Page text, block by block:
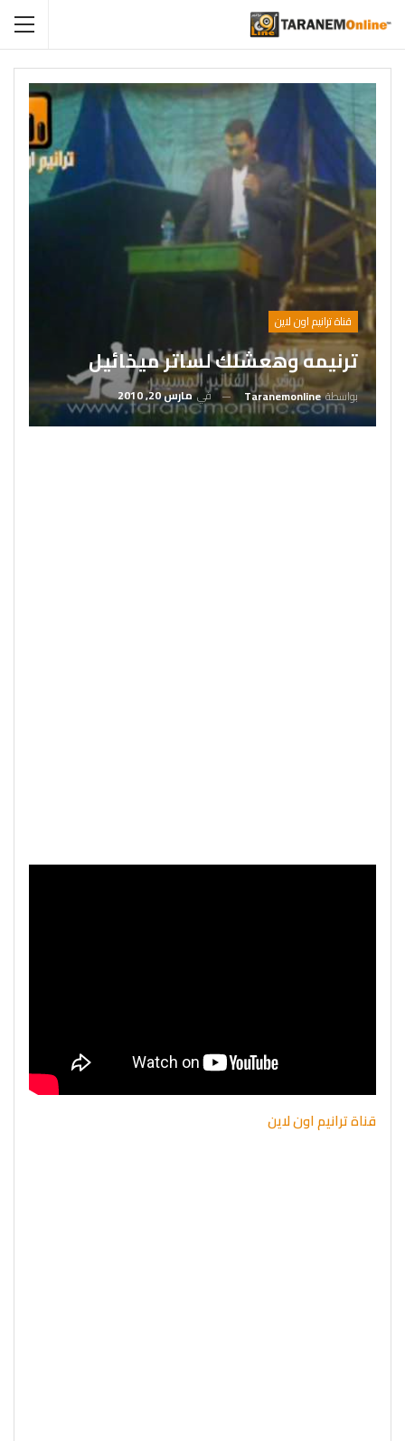
قناة ترانيم اون لاين
ترنيمه وهعشلك لساتر ميخائيل
بواسطةTaranemonline فيمارس 20, 2010
قناة ترانيم اون لاين